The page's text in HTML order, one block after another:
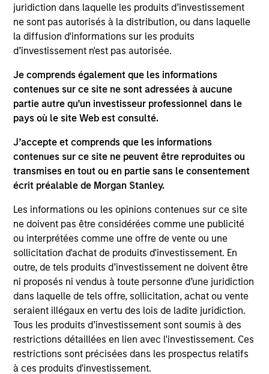
juridiction dans laquelle les produits d’investissement
ne sont pas autorisés à la distribution, ou dans laquelle
la diffusion d'informations sur les produits
d’investissement n'est pas autorisée.
Je comprends également que les informations
contenues sur ce site ne sont adressées à aucune
partie autre qu’un investisseur professionnel dans le
pays où le site Web est consulté.
J’accepte et comprends que les informations
contenues sur ce site ne peuvent être reproduites ou
transmises en tout ou en partie sans le consentement
écrit préalable de Morgan Stanley.
Les informations ou les opinions contenues sur ce site
ne doivent pas être considérées comme une publicité
ou interprétées comme une offre de vente ou une
sollicitation d'achat de produits d'investissement. En
outre, de tels produits d’investissement ne doivent être
ni proposés ni vendus à toute personne d’une juridiction
dans laquelle de tels offre, sollicitation, achat ou vente
seraient illégaux en vertu des lois de ladite juridiction.
Tous les produits d’investissement sont soumis à des
restrictions détaillées en lien avec l'investissement. Ces
restrictions sont précisées dans les prospectus relatifs
à ces produits d'investissement.
As of July 25, 2025. The above is provided for informational
and educational purposes only. There is no guarantee that
the investment mentioned resulted in positive performance
(for realized holdings), or will perform well in the future (for
are the property of their respective owners. The information
on this website has not been authorized, sponsored, or
otherwise approved by such owners. By clicking on any
links shown here, you agree that you are navigating to a
third party site. We are providing these hyperlinks to you
not and does not imply any endorsement, approval,
investigation, verification or monitoring by us of any
information contained in any hyperlinked site. In no event
shall we be responsible for the information contained on
the site or your use of such site.